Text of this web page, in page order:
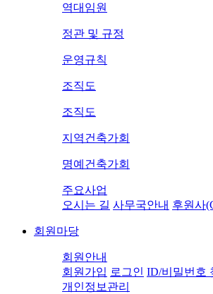
역대임원
정관 및 규정
운영규칙
조직도
조직도
지역건축가회
명예건축가회
주요사업
오시는 길 사무국안내 후원사
회원마당
회원안내
회원가입 로그인 ID/비밀번호
개인정보관리